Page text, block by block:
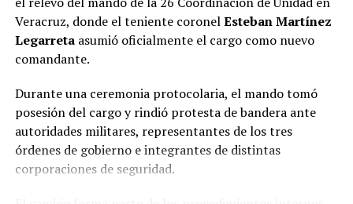
los comités de base y sumando a más ciudadanos a
nuestro proyecto político”, concluyó
Veracruz, donde el teniente coronelEsteban Martínez
Legarretaasumió oficialmente el cargo como nuevo
comandante.
Durante una ceremonia protocolaria, el mando tomó
posesión del cargo y rindió protesta de bandera ante
autoridades militares, representantes de los tres
órdenes de gobierno e integrantes de distintas
corporaciones de seguridad.